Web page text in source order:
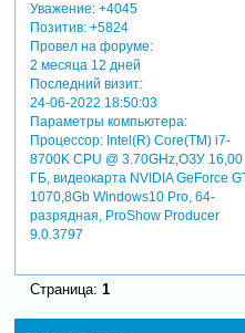
Уважение: +4045
Позитив: +5824
Провел на форуме:
2 месяца 12 дней
Последний визит:
24-06-2022 18:50:03
Параметры компьютера:
Процессор: Intel(R) Core(TM) i7-
8700K CPU @ 3.70GHz,ОЗУ 16,00
ГБ, видеокарта NVIDIA GeForce
1070,8Gb Windows10 Pro, 64-
разрядная, ProShow Producer
9.0.3797
Страница: 1